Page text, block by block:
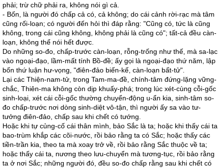
phải; trừ chữ phải ra, không nói gì cả.
- Bốn, là người đó chấp cả có, cả không; do cái cảnh rời-rạc mà tâm
cũng rối-loạn; có người đến hỏi thì đáp rằng: "Cũng có, tức là cũng
không, trong cái cũng không, không phải là cũng có"; tất-cả đều càn-
loạn, không thể nói hết được.
Do những so-đo, chấp-trước càn-loạn, rỗng-trống như thế, mà sa-lạc
vào ngoại-đạo, lầm-mất tính Bồ-đề; ấy gọi là ngoại-đạo thứ năm, lập
bốn thứ luận hư-vọng, "điên-đảo biến-kế, càn-loạn bất-tử".
Lại các Thiện-nam-tử, trong Tam-ma-đề, chính-tâm đứng-lặng vững-
chắc, Thiên-ma không còn dịp khuấy-phá; trong lúc xét-cùng cỗi-gốc
sinh-loại, xét cái cỗi-gốc thường chuyển-động u-ẩn kia, sinh-tâm so-
đo chấp-trước nơi dòng sinh-diệt vô-tận, thì người ấy sa vào tư-
tưởng điên-đảo, chấp sau khi chết có tướng.
Hoặc khi tự củng-cố cái thân mình, bảo Sắc là ta; hoặc khi thấy cái ta
bao-trùm khắp các cõi-nước, rồi bảo rằng ta có Sắc; hoặc thấy các
tiền-trần kia, theo ta mà xoay trở về, rồi bảo rằng Sắc thuộc về ta;
hoặc thấy cái ta, nương theo lưu-chuyển mà tương-tục, rồi bảo rằng
ta ở nơi Sắc; những người đó, đều so-đo chấp rằng sau khi chết có